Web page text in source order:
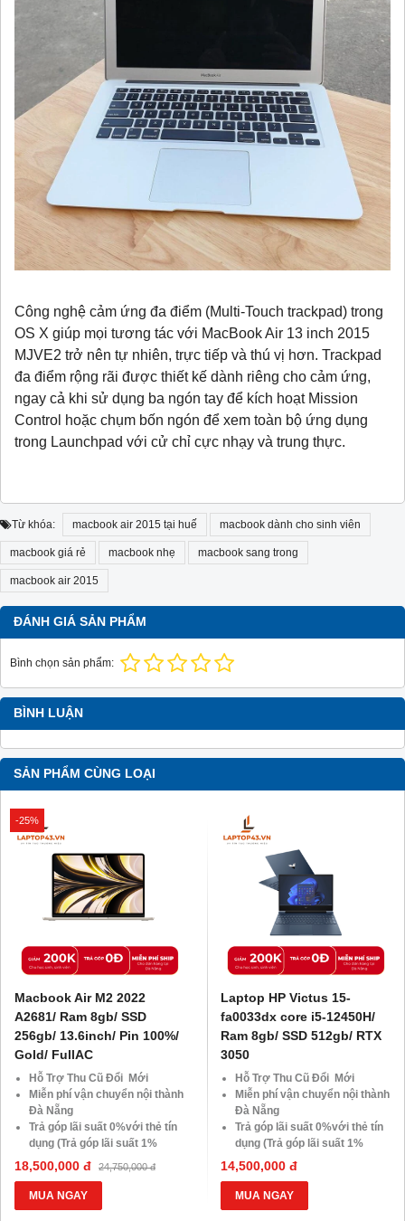
Công nghệ cảm ứng đa điểm (Multi-Touch trackpad) trong
OS X giúp mọi tương tác với MacBook Air 13 inch 2015
MJVE2 trở nên tự nhiên, trực tiếp và thú vị hơn. Trackpad
đa điểm rộng rãi được thiết kế dành riêng cho cảm ứng,
ngay cả khi sử dụng ba ngón tay để kích hoạt Mission
Control hoặc chụm bốn ngón để xem toàn bộ ứng dụng
trong Launchpad với cử chỉ cực nhạy và trung thực.
Từ khóa: macbook air 2015 tại huế macbook dành cho sinh viên
macbook giá rẻ macbook nhẹ macbook sang trong
macbook air 2015
ĐÁNH GIÁ SẢN PHẨM
Bình chọn sản phẩm:
BÌNH LUẬN
SẢN PHẨM CÙNG LOẠI
-25%
Macbook Air M2 2022
A2681/ Ram 8gb/ SSD
256gb/ 13.6inch/ Pin 100%/
Gold/ FullAC
Hỗ Trợ Thu Cũ Đổi Mới
Miễn phí vận chuyển nội thành
Đà Nẵng
Trả góp lãi suất 0%với thẻ tín
dụng (Trả góp lãi suất 1%
HDsaison - chỉ cần CMND
BLX hoặc hộ khẩu gốc )
Giảm 20%khi nâng cấp Ram-
SSD
18,500,000 đ 24,750,000 đ
MUA NGAY
Laptop HP Victus 15-
fa0033dx core i5-12450H/
Ram 8gb/ SSD 512gb/ RTX
3050
Hỗ Trợ Thu Cũ Đổi Mới
Miễn phí vận chuyển nội thành
Đà Nẵng
Trả góp lãi suất 0%với thẻ tín
dụng (Trả góp lãi suất 1%
HDsaison - chỉ cần CMND
BLX hoặc hộ khẩu gốc )
Giảm 20%khi nâng cấp Ram-
SSD
14,500,000 đ
MUA NGAY